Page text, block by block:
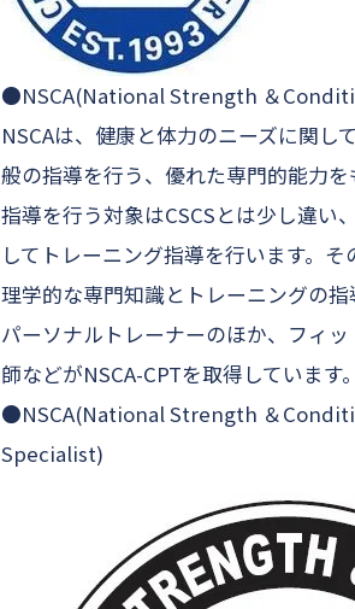
●NSCA(National Strength ＆
NSCAは、健康と体力のニーズに関
般の指導を行う、優れた専門的能力を
指導を行う対象はCSCSとは少し違い
してトレーニング指導を行います。
理学的な専門知識とトレーニングの指
パーソナルトレーナーのほか、フィ
師などがNSCA-CPTを取得しています。
●NSCA(National Strength ＆
Specialist)